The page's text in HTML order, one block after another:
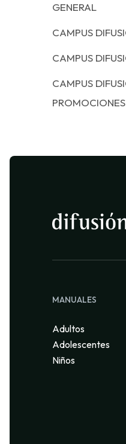
GENERAL
CAMPUS
CAMPUS
CAMPUS
PROMOCIONES
MANUALES
Adultos
Adolescentes
Niños